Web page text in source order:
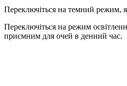
Переключіться на темний режим,
Переключіться на режим
приємним для очей в денний час.